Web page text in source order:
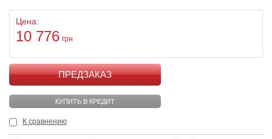
Цена:
10 776 грн
КУПИТЬ
КУПИТЬ В КРЕДИТ
К сравнению